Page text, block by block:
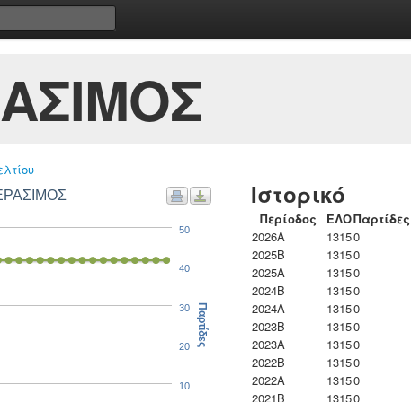
10
20
30
40
50
Παρτίδες
Ιστορικό
Περίοδος ΕΛΟΠαρτίδες
2026A
13150
2025B
13150
2025A
13150
2024B
13150
2024A
13150
2023B
13150
2023Α
13150
2022B
13150
2022A
13150
2021B
13150